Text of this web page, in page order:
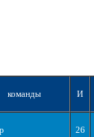
команды И
26